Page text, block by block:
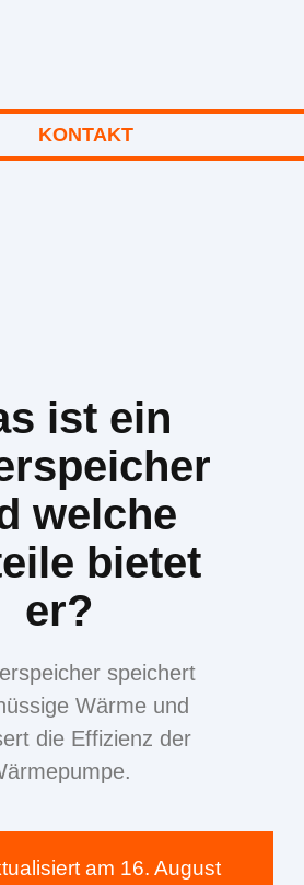
KONTAKT
ist ein
welche
bietet
er?
speichert
Wärme und
die Effizienz der
am 16. August